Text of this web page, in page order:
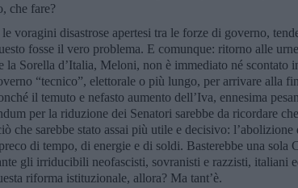
che fare?
voragini disastrose apertesi tra le forze di governo,
fosse il vero problema. E comunque: ritorno alle
la Sorella d’Italia, Meloni, non è immediato né scontato
“tecnico”, elettorale o più lungo, per arrivare alla
il temuto e nefasto aumento dell’Iva, ennesima
per la riduzione dei Senatori sarebbe da ricordare
che sarebbe stato assai più utile e decisivo: l’abolizione
di tempo, di energie e di soldi. Basterebbe una sola
gli irriducibili neofascisti, sovranisti e razzisti, italiani
riforma istituzionale, allora? Ma tant’è.